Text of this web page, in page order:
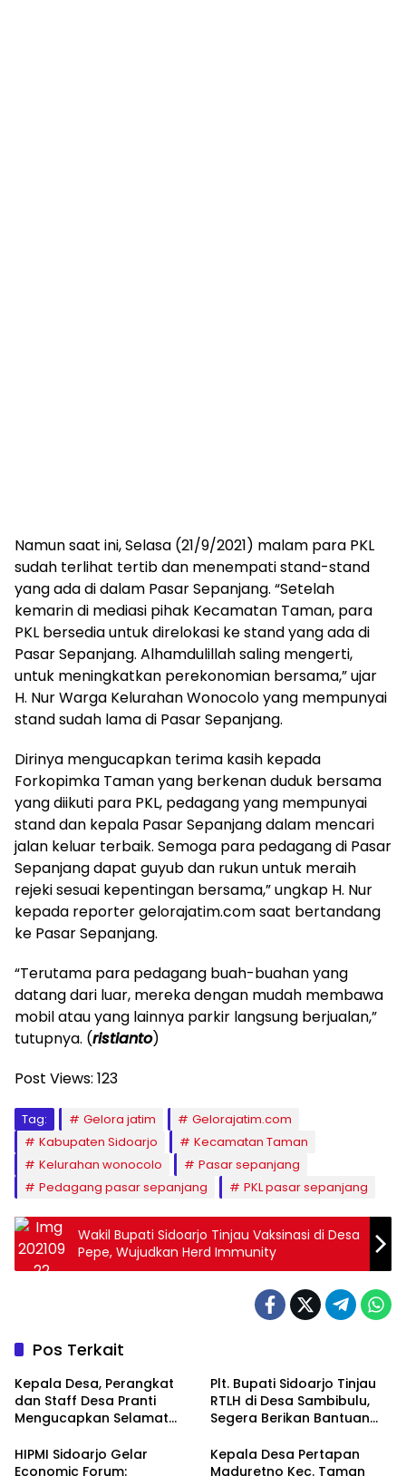
Namun saat ini, Selasa (21/9/2021) malam para PKL
sudah terlihat tertib dan menempati stand-stand
yang ada di dalam Pasar Sepanjang. “Setelah
kemarin di mediasi pihak Kecamatan Taman, para
PKL bersedia untuk direlokasi ke stand yang ada di
Pasar Sepanjang. Alhamdulillah saling mengerti,
untuk meningkatkan perekonomian bersama,” ujar
H. Nur Warga Kelurahan Wonocolo yang mempunyai
stand sudah lama di Pasar Sepanjang.
Dirinya mengucapkan terima kasih kepada
Forkopimka Taman yang berkenan duduk bersama
yang diikuti para PKL, pedagang yang mempunyai
stand dan kepala Pasar Sepanjang dalam mencari
jalan keluar terbaik. Semoga para pedagang di Pasar
Sepanjang dapat guyub dan rukun untuk meraih
rejeki sesuai kepentingan bersama,” ungkap H. Nur
kepada reporter gelorajatim.com saat bertandang
ke Pasar Sepanjang.
“Terutama para pedagang buah-buahan yang
datang dari luar, mereka dengan mudah membawa
mobil atau yang lainnya parkir langsung berjualan,”
tutupnya. (ristianto)
Post Views: 123
Tag: Gelora jatim
Gelorajatim.com
Kabupaten Sidoarjo
Kecamatan Taman
Kelurahan wonocolo
Pasar sepanjang
Pedagang pasar sepanjang
PKL pasar sepanjang
Wakil Bupati Sidoarjo Tinjau Vaksinasi di Desa
Pepe, Wujudkan Herd Immunity
Pos Terkait
Kepala Desa, Perangkat
dan Staff Desa Pranti
Mengucapkan Selamat
Baru 2025
Plt. Bupati Sidoarjo Tinjau
RTLH di Desa Sambibulu,
Segera Berikan Bantuan
HIPMI Sidoarjo Gelar
Economic Forum:
Kepala Desa Pertapan
Maduretno Kec. Taman